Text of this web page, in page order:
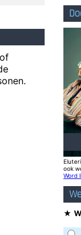
that´s a tough
approval or
ook
Word
★